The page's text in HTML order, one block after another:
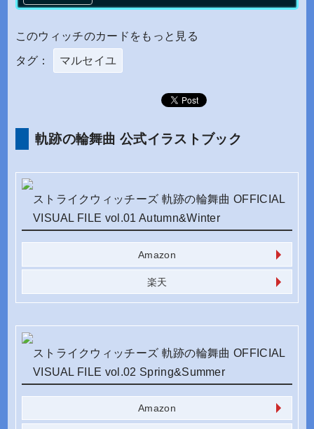
このウィッチのカードをもっと見る
タグ： マルセイユ
軌跡の輪舞曲 公式イラストブック
ストライクウィッチーズ 軌跡の輪舞曲 OFFICIAL
VISUAL FILE vol.01 Autumn&Winter
Amazon
楽天
ストライクウィッチーズ 軌跡の輪舞曲 OFFICIAL
VISUAL FILE vol.02 Spring&Summer
Amazon